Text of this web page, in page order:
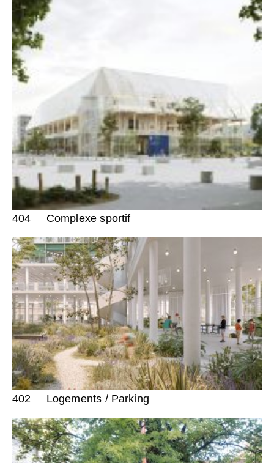
404 Complexe sportif
402 Logements / Parking